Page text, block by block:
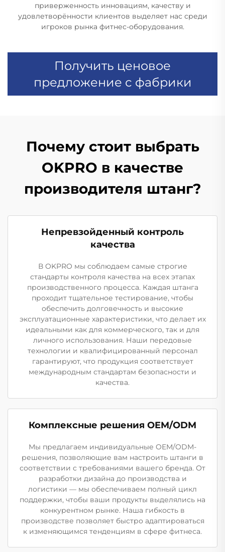
приверженность инновациям, качеству и
удовлетворённости клиентов выделяет нас среди
игроков рынка фитнес-оборудования.
Получить ценовое
предложение с фабрики
Почему стоит выбрать
OKPRO в качестве
производителя штанг?
Непревзойденный контроль
качества
В OKPRO мы соблюдаем самые строгие
стандарты контроля качества на всех этапах
производственного процесса. Каждая штанга
проходит тщательное тестирование, чтобы
обеспечить долговечность и высокие
эксплуатационные характеристики, что делает их
идеальными как для коммерческого, так и для
личного использования. Наши передовые
технологии и квалифицированный персонал
гарантируют, что продукция соответствует
международным стандартам безопасности и
качества.
Комплексные решения OEM/ODM
Мы предлагаем индивидуальные OEM/ODM-
решения, позволяющие вам настроить штанги в
соответствии с требованиями вашего бренда. От
разработки дизайна до производства и
логистики — мы обеспечиваем полный цикл
поддержки, чтобы ваши продукты выделялись на
конкурентном рынке. Наша гибкость в
производстве позволяет быстро адаптироваться
к изменяющимся тенденциям в сфере фитнеса.